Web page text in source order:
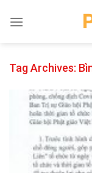
Tag Archives: